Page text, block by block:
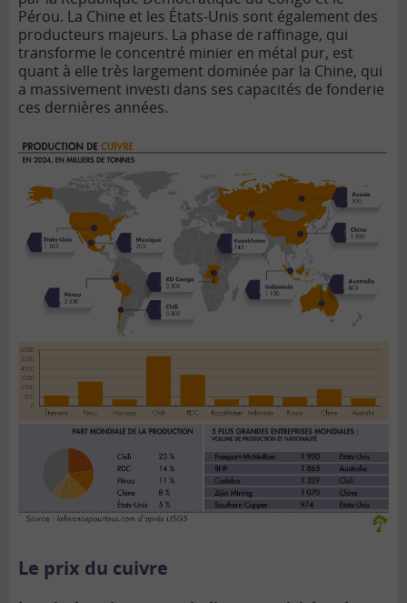
Pérou. La Chine et les États-Unis sont également des
producteurs majeurs. La phase de raffinage, qui
transforme le concentré minier en métal pur, est
quant à elle très largement dominée par la Chine, qui
a massivement investi dans ses capacités de fonderie
ces dernières années.
Le prix du cuivre